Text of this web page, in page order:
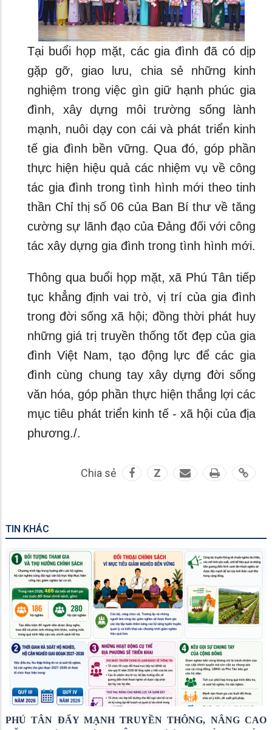
Tại buổi họp mặt, các gia đình đã có dịp
gặp gỡ, giao lưu, chia sẻ những kinh
nghiệm trong việc gìn giữ hạnh phúc gia
đình, xây dựng môi trường sống lành
mạnh, nuôi dạy con cái và phát triển kinh
tế gia đình bền vững. Qua đó, góp phần
thực hiện hiệu quả các nhiệm vụ về công
tác gia đình trong tình hình mới theo tinh
thần Chỉ thị số 06 của Ban Bí thư về tăng
cường sự lãnh đạo của Đảng đối với công
tác xây dựng gia đình trong tình hình mới.
Thông qua buổi họp mặt, xã Phú Tân tiếp
tục khẳng định vai trò, vị trí của gia đình
trong đời sống xã hội; đồng thời phát huy
những giá trị truyền thống tốt đẹp của gia
đình Việt Nam, tạo động lực để các gia
đình cùng chung tay xây dựng đời sống
văn hóa, góp phần thực hiện thắng lợi các
mục tiêu phát triển kinh tế - xã hội của địa
phương./.
Chia sẻ Z
TIN KHÁC
PHÚ TÂN ĐẨY MẠNH TRUYỀN THÔNG, NÂNG CAO